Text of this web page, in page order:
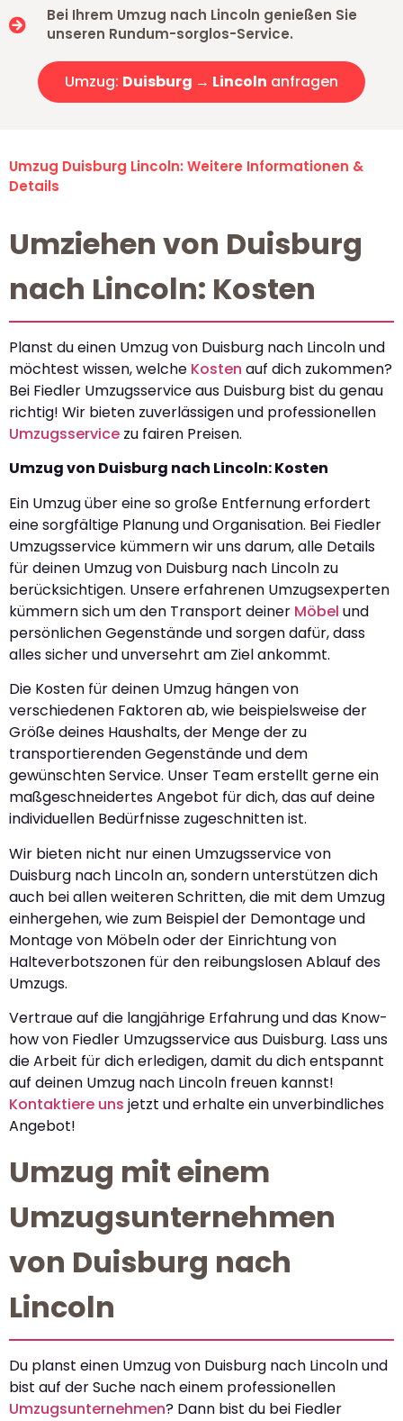
Bei Ihrem Umzug nach Lincoln genießen Sie
unseren Rundum-sorglos-Service.
Umzug: Duisburg → Lincoln anfragen
Umzug Duisburg Lincoln: Weitere Informationen &
Details
Umziehen von Duisburg
nach Lincoln: Kosten
Planst du einen Umzug von Duisburg nach Lincoln und
möchtest wissen, welche Kosten auf dich zukommen?
Bei Fiedler Umzugsservice aus Duisburg bist du genau
richtig! Wir bieten zuverlässigen und professionellen
Umzugsservice zu fairen Preisen.
Umzug von Duisburg nach Lincoln: Kosten
Ein Umzug über eine so große Entfernung erfordert
eine sorgfältige Planung und Organisation. Bei Fiedler
Umzugsservice kümmern wir uns darum, alle Details
für deinen Umzug von Duisburg nach Lincoln zu
berücksichtigen. Unsere erfahrenen Umzugsexperten
kümmern sich um den Transport deiner Möbel und
persönlichen Gegenstände und sorgen dafür, dass
alles sicher und unversehrt am Ziel ankommt.
Die Kosten für deinen Umzug hängen von
verschiedenen Faktoren ab, wie beispielsweise der
Größe deines Haushalts, der Menge der zu
transportierenden Gegenstände und dem
gewünschten Service. Unser Team erstellt gerne ein
maßgeschneidertes Angebot für dich, das auf deine
individuellen Bedürfnisse zugeschnitten ist.
Wir bieten nicht nur einen Umzugsservice von
Duisburg nach Lincoln an, sondern unterstützen dich
auch bei allen weiteren Schritten, die mit dem Umzug
einhergehen, wie zum Beispiel der Demontage und
Montage von Möbeln oder der Einrichtung von
Halteverbotszonen für den reibungslosen Ablauf des
Umzugs.
Vertraue auf die langjährige Erfahrung und das Know-
how von Fiedler Umzugsservice aus Duisburg. Lass uns
die Arbeit für dich erledigen, damit du dich entspannt
auf deinen Umzug nach Lincoln freuen kannst!
Kontaktiere uns jetzt und erhalte ein unverbindliches
Angebot!
Umzug mit einem
Umzugsunternehmen
von Duisburg nach
Lincoln
Du planst einen Umzug von Duisburg nach Lincoln und
bist auf der Suche nach einem professionellen
Umzugsunternehmen? Dann bist du bei Fiedler